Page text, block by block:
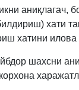
аниқлагач,
хати
хатини илова
шахсни